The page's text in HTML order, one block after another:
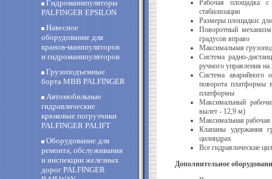
Гидроманипуляторы
PALFINGER EPSILON
Навесное
оборудование для
кранов-манипуляторов
и гидроманипуляторов
Грузоподъемные
борта MBB PALFINGER
Автомобильные
гидравлические
крюковые погрузчики
PALFINGER PALIFT
Оборудование для
ремонта, обслуживания
и инспекции железных
дорог PALFINGER
Рабочая площадка с
стабилизации
Размеры площадки:
Поворотный
градусов вправо
Максимальная
Система радио-
ручного управления
Система аварийного
поворота платформы
платформы
Максимальный
вылет - 12,9 м)
Максимальная
Клапаны удержания
цилиндрах
Все гидравлические
Дополнительное